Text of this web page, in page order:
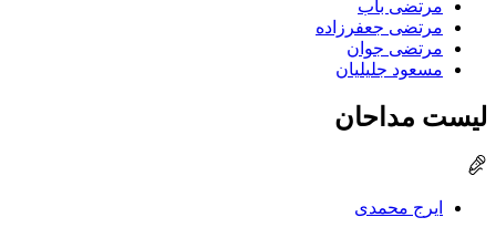
مرتضی باب
مرتضی جعفرزاده
مرتضی جوان
مسعود جلیلیان
لیست مداحان
ایرج محمدی